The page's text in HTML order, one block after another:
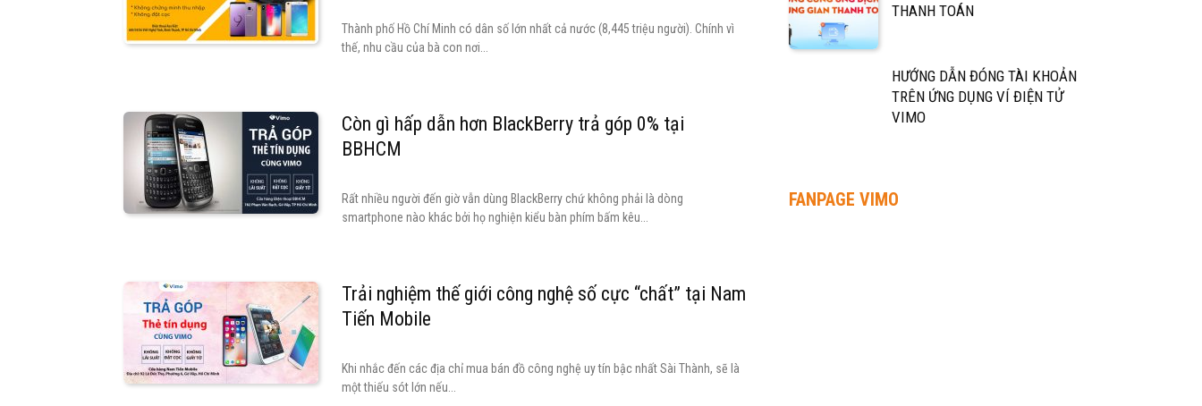
Thành phố Hồ Chí Minh có dân số lớn nhất cả nước (8,445 triệu người). Chính vì
thế, nhu cầu của bà con nơi...
Còn gì hấp dẫn hơn BlackBerry trả góp 0% tại
BBHCM
Rất nhiều người đến giờ vẫn dùng BlackBerry chứ không phải là dòng
smartphone nào khác bởi họ nghiện kiểu bàn phím bấm kêu...
Trải nghiệm thế giới công nghệ số cực “chất” tại Nam
Tiến Mobile
Khi nhắc đến các địa chỉ mua bán đồ công nghệ uy tín bậc nhất Sài Thành, sẽ là
một thiếu sót lớn nếu...
THANH TOÁN
HƯỚNG DẪN ĐÓNG TÀI KHOẢN
TRÊN ỨNG DỤNG VÍ ĐIỆN TỬ
VIMO
FANPAGE VIMO